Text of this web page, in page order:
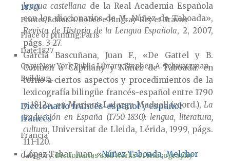
lengua castellana de la Real Academia Española
con los diccionarios de M. Núñez de Taboada»,
Revista de Historia de la Lengua Española, 2, 2007,
págs. 3-27.
García Bascuñana, Juan F., «De Gattel y B.
Cormon a Capmany y Núñez de Taboada: en
torno a ciertos aspectos y procedimientos de la
lexicografía bilingüe francés-español entre 1790
y 1812», en Mariano Lafarga Maduell (coord.),La
traducción en España (1750-1830): lengua, literatura,
cultura, Universitat de Lleida, Lérida, 1999, págs.
111-120.
López Tabar, Juan, «Núñez Taboada, Melchor
1837)
Printer/EditorA. Bobée e Hingray-Rey et Gravier
Place of printingParís
Date1827
CopyNew York Public Library, Stephen A. Schwarzman
Building...
Diccionario francés-español y español
francés
Francia
Category:Dictionaries and works of lexicography